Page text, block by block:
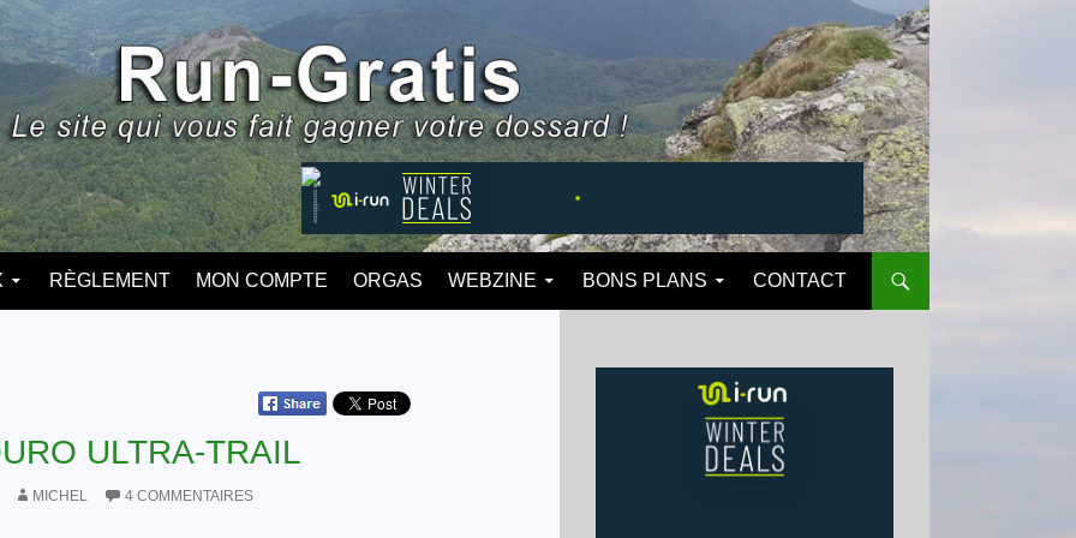
RÈGLEMENT MON COMPTE ORGAS WEBZINE BONS PLANS CONTACT
ULTRA-TRAIL
MICHEL 4 COMMENTAIRES